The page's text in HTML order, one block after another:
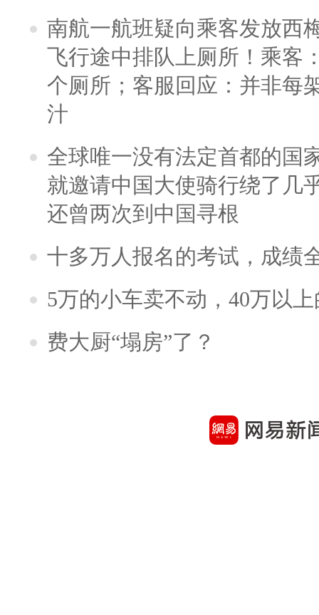
南航一航班疑向乘客发放西
飞行途中排队上厕所！乘客
个厕所；客服回应：并非每
汁
全球唯一没有法定首都的国
就邀请中国大使骑行绕了几
还曾两次到中国寻根
十多万人报名的考试，成绩
5万的小车卖不动，40万以
费大厨“塌房”了？